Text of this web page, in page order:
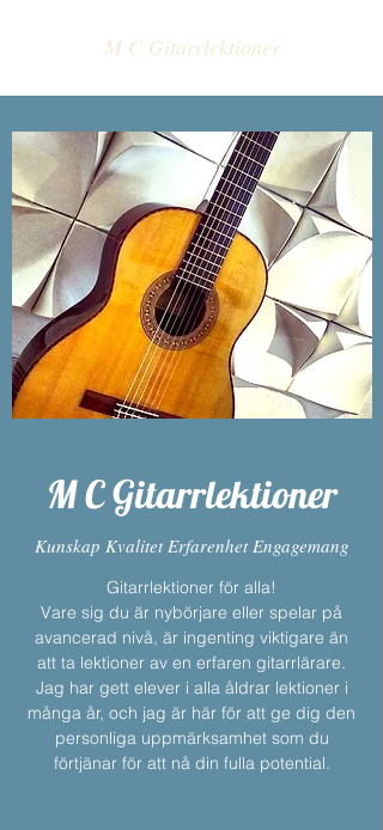
M C Gitarrlektioner
M C Gitarrlektioner
Kunskap Kvalitet Erfarenhet Engagemang
Gitarrlektioner för alla!
Vare sig du är nybörjare eller spelar på
avancerad nivå, är ingenting viktigare än
att ta lektioner av en erfaren gitarrlärare.
Jag har gett elever i alla åldrar lektioner i
många år, och jag är här för att ge dig den
personliga uppmärksamhet som du
förtjänar för att nå din fulla potential.